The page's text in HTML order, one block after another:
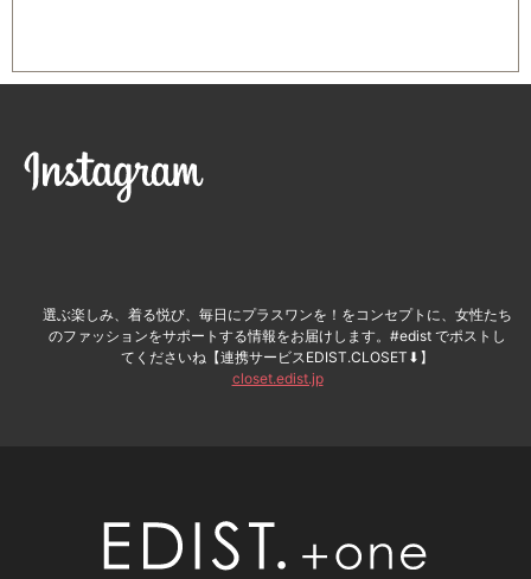
選ぶ楽しみ、着る悦び、毎日にプラスワンを！をコンセプトに、女性たち
のファッションをサポートする情報をお届けします。#edist でポストし
てくださいね【連携サービスEDIST.CLOSET⬇︎】
closet.edist.jp